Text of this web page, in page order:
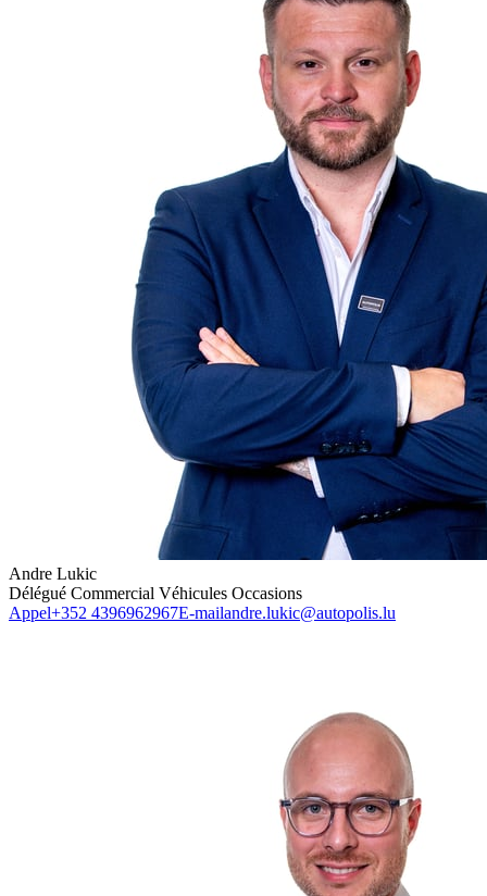
Andre Lukic
Délégué Commercial Véhicules Occasions
Appel+352 4396962967E-mailandre.lukic@autopolis.lu